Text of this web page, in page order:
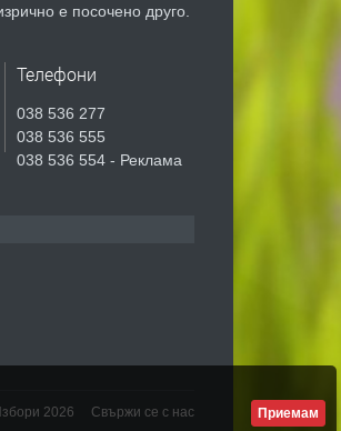
е посочено друго.
Телефони
038 536 277
038 536 555
038 536 554 - Реклама
2026 Свържи се с нас Приемам